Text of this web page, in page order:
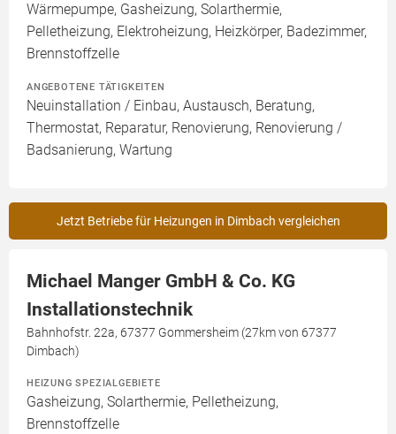
Wärmepumpe, Gasheizung, Solarthermie,
Pelletheizung, Elektroheizung, Heizkörper, Badezimmer,
Brennstoffzelle
ANGEBOTENE TÄTIGKEITEN
Neuinstallation / Einbau, Austausch, Beratung,
Thermostat, Reparatur, Renovierung, Renovierung /
Badsanierung, Wartung
Jetzt Betriebe für Heizungen in Dimbach vergleichen
Michael Manger GmbH & Co. KG
Installationstechnik
Bahnhofstr. 22a, 67377 Gommersheim (27km von 67377
Dimbach)
HEIZUNG SPEZIALGEBIETE
Gasheizung, Solarthermie, Pelletheizung,
Brennstoffzelle